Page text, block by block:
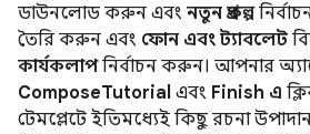
ডাউনলোড করুন এবং নতুন প্রকল্প
তৈরি করুন এবং ফোন এবং ট্যাবলেট
কার্যকলাপনির্বাচন করুন। আপনার
ComposeTutorial এবং Finish এ
টেমপ্লেটে ইতিমধ্যেই কিছু রচনা